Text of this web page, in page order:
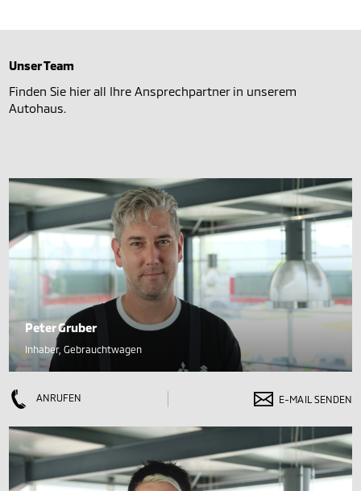
Unser Team
Finden Sie hier all Ihre Ansprechpartner in unserem
Autohaus.
Peter Gruber
Inhaber, Gebrauchtwagen
ANRUFEN E-MAIL SENDEN